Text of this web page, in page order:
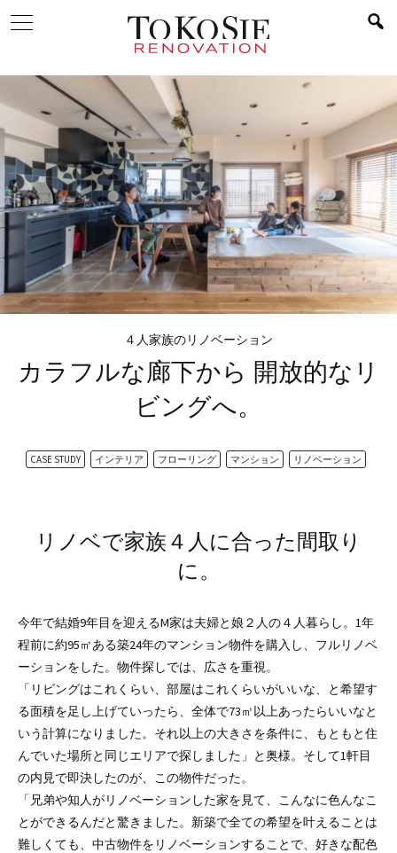
４人家族のリノベーション
カラフルな廊下から 開放的なリ
ビングへ。
CASE STUDY インテリア フローリング マンション リノベーション
リノベで家族４人に合った間取り
に。
今年で結婚9年目を迎えるM家は夫婦と娘２人の４人暮らし。1年
程前に約95㎡ある築24年のマンション物件を購入し、フルリノベ
ーションをした。物件探しでは、広さを重視。
「リビングはこれくらい、部屋はこれくらいがいいな、と希望す
る面積を足し上げていったら、全体で73㎡以上あったらいいなと
いう計算になりました。それ以上の大きさを条件に、もともと住
んでいた場所と同じエリアで探しました」と奥様。そして1軒目
の内見で即決したのが、この物件だった。
「兄弟や知人がリノベーションした家を見て、こんなに色んなこ
とができるんだと驚きました。新築で全ての希望を叶えることは
難しくても、中古物件をリノベーションすることで、好きな配色